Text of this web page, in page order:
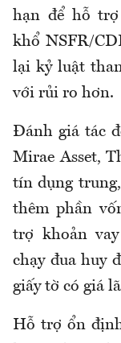
hạn để hỗ
khổ NSFR/
lại kỷ luật
với rủi ro hơn.
Đánh giá tác
Mirae Asset,
tín dụng
thêm phần
trợ khoản
chạy đua huy
giấy tờ có giá
Hỗ trợ ổn